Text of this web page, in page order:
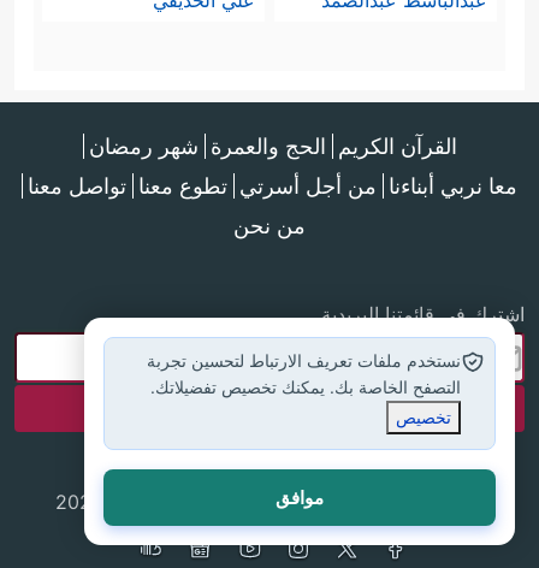
القرآن الكريم الحج والعمرة شهر رمضان
معا نربي أبناءنا من أجل أسرتي تطوع معنا تواصل معنا
من نحن
اشترك في قائمتنا البريدية
جميع الحقوق محفوظة لموقع إسلام أون لاين © 2025
نستخدم ملفات تعريف الارتباط لتحسين تجربة
التصفح الخاصة بك. يمكنك تخصيص تفضيلاتك.
تخصيص
موافق